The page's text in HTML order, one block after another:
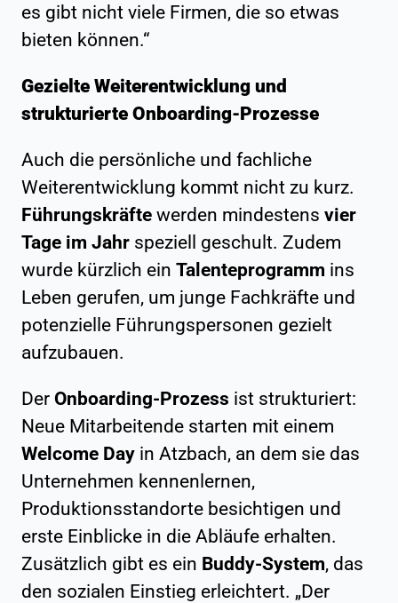
es gibt nicht viele Firmen, die so etwas
bieten können.“
Gezielte Weiterentwicklung und
strukturierte Onboarding-Prozesse
Auch die persönliche und fachliche
Weiterentwicklung kommt nicht zu kurz.
Führungskräfte werden mindestens vier
Tage im Jahr speziell geschult. Zudem
wurde kürzlich ein Talenteprogramm ins
Leben gerufen, um junge Fachkräfte und
potenzielle Führungspersonen gezielt
aufzubauen.
Der Onboarding-Prozess ist strukturiert:
Neue Mitarbeitende starten mit einem
Welcome Day in Atzbach, an dem sie das
Unternehmen kennenlernen,
Produktionsstandorte besichtigen und
erste Einblicke in die Abläufe erhalten.
Zusätzlich gibt es ein Buddy-System, das
den sozialen Einstieg erleichtert. „Der